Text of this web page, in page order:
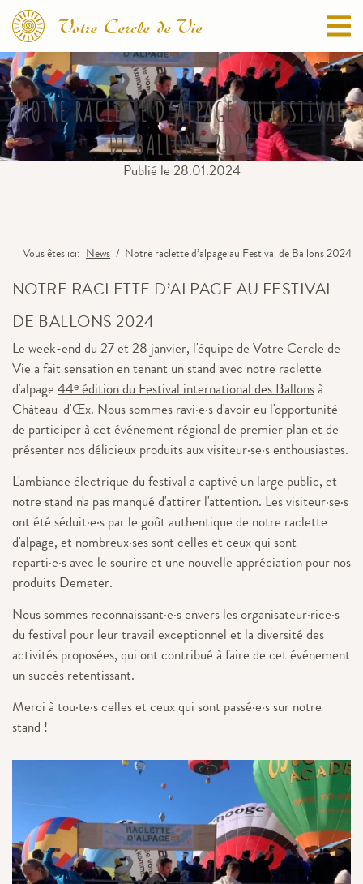
NOTRE RACLETTE D’ALPAGE AU FESTIVAL
DE BALLONS 2024
Publié le 28.01.2024
Vous êtes ici News Notre raclette d’alpage au Festival de Ballons 2024
NOTRE RACLETTE D’ALPAGE AU FESTIVAL
DE BALLONS 2024
Le week-end du 27 et 28 janvier, l'équipe de Votre Cercle de
Vie a fait sensation en tenant un stand avec notre raclette
d'alpage 44ᵉ édition du Festival international des Ballonsà
Château-d'Œx. Nous sommes ravi·e·s d'avoir eu l'opportunité
de participer à cet événement régional de premier plan et de
présenter nos délicieux produits aux visiteur·se·s enthousiastes.
L'ambiance électrique du festival a captivé un large public, et
notre stand n'a pas manqué d'attirer l'attention. Les visiteur·se·s
ont été séduit·e·s par le goût authentique de notre raclette
d'alpage, et nombreux·ses sont celles et ceux qui sont
reparti·e·s avec le sourire et une nouvelle appréciation pour nos
produits Demeter.
Nous sommes reconnaissant·e·s envers les organisateur·rice·s
du festival pour leur travail exceptionnel et la diversité des
activités proposées, qui ont contribué à faire de cet événement
un succès retentissant.
Merci à tou·te·s celles et ceux qui sont passé·e·s sur notre
stand !